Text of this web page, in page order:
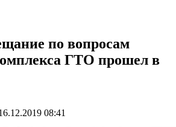
по вопросам
ГТО прошел в
08:41